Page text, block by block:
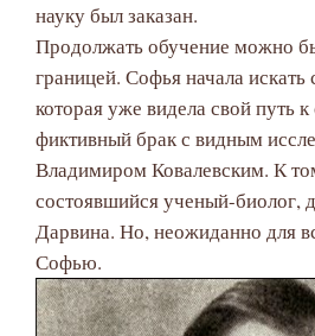
науку был заказан.
Продолжать обучение можно
границей. Софья начала искать
которая уже видела свой путь
фиктивный брак с видным
Владимиром Ковалевским. К
состоявшийся ученый-биолог,
Дарвина. Но, неожиданно для
Софью.